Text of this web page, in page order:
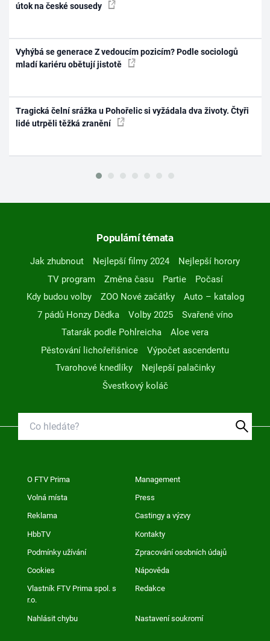
útok na české sousedy
Vyhýbá se generace Z vedoucím pozicím? Podle sociologů
mladí kariéru obětují jistotě
Tragická čelní srážka u Pohořelic si vyžádala dva životy. Čtyři
lidé utrpěli těžká zranění
Populární témata
Jak zhubnout Nejlepší filmy 2024
Nejlepší horory
TV program
Změna času Partie
Počasí
Kdy budou volby
ZOO Nové začátky
Auto – katalog
7 pádů Honzy Dědka
Volby 2025
Svařené víno
Tatarák podle Pohlreicha
Aloe vera
Pěstování lichořeřišnice
Výpočet ascendentu
Tvarohové knedlíky
Nejlepší palačinky
Švestkový koláč
O FTV Prima Management
Volná místa Press
Reklama Castingy a výzvy
HbbTV Kontakty
Podmínky užívání Zpracování osobních údajů
Cookies Nápověda
Vlastník FTV Prima spol. s
r.o.
Redakce
Nahlásit chybu Nastavení soukromí